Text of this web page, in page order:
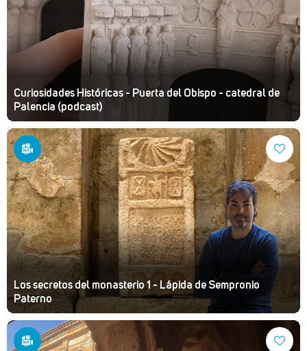
Curiosidades Históricas - Puerta del Obispo - catedral de
Palencia (podcast)
Los secretos del monasterio 1 - Lápida de Sempronio
Paterno